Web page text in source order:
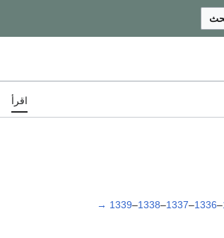
اقرأ
–
1336
–
1337
–
1338
–
1339
→